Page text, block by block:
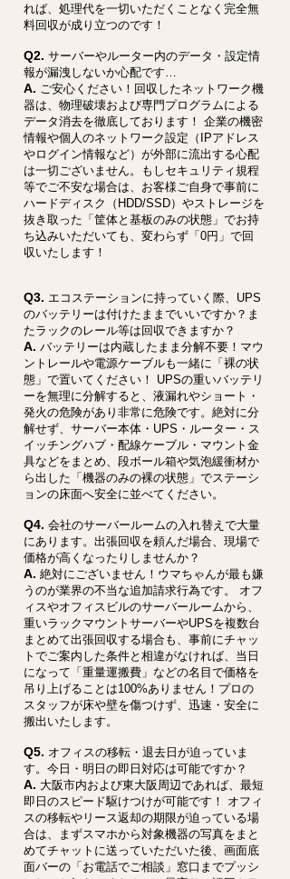
れば、処理代を一切いただくことなく完全無
料回収が成り立つのです！
Q2. サーバーやルーター内のデータ・設定情
報が漏洩しないか心配です…
A. ご安心ください！回収したネットワーク機
器は、物理破壊および専門プログラムによる
データ消去を徹底しております！ 企業の機密
情報や個人のネットワーク設定（IPアドレス
やログイン情報など）が外部に流出する心配
は一切ございません。もしセキュリティ規程
等でご不安な場合は、お客様ご自身で事前に
ハードディスク（HDD/SSD）やストレージを
抜き取った「筐体と基板のみの状態」でお持
ち込みいただいても、変わらず「0円」で回
収いたします！
Q3. エコステーションに持っていく際、UPS
のバッテリーは付けたままでいいですか？ま
たラックのレール等は回収できますか？
A. バッテリーは内蔵したまま分解不要！マウ
ントレールや電源ケーブルも一緒に「裸の状
態」で置いてください！ UPSの重いバッテリ
ーを無理に分解すると、液漏れやショート・
発火の危険があり非常に危険です。絶対に分
解せず、サーバー本体・UPS・ルーター・ス
イッチングハブ・配線ケーブル・マウント金
具などをまとめ、段ボール箱や気泡緩衝材か
ら出した「機器のみの裸の状態」でステーシ
ョンの床面へ安全に並べてください。
Q4. 会社のサーバールームの入れ替えで大量
にあります。出張回収を頼んだ場合、現場で
価格が高くなったりしませんか？
A. 絶対にございません！ウマちゃんが最も嫌
うのが業界の不当な追加請求行為です。 オフ
ィスやオフィスビルのサーバールームから、
重いラックマウントサーバーやUPSを複数台
まとめて出張回収する場合も、事前にチャッ
トでご案内した条件と相違がなければ、当日
になって「重量運搬費」などの名目で価格を
吊り上げることは100%ありません！プロの
スタッフが床や壁を傷つけず、迅速・安全に
搬出いたします。
Q5. オフィスの移転・退去日が迫っていま
す。今日・明日の即日対応は可能ですか？
A. 大阪市内および東大阪周辺であれば、最短
即日のスピード駆けつけが可能です！ オフィ
スの移転やリース返却の期限が迫っている場
合は、まずスマホから対象機器の写真をまと
めてチャットに送っていただいた後、画面底
面バーの「お電話でご相談」窓口までプッシ